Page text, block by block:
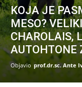
KOJA JE
MESO?
CHAROLAIS,
AUTOHTONE
Objavio prof.dr.sc. Ante